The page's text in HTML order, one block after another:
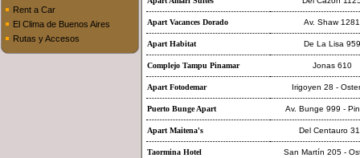
Rent a Car
El Clima de Buenos Aires
Rutas y Accesos
Apart Vacances Dorado Av. Shaw 1281
Apart Habitat De La Lisa 959
Complejo Tampu Pinamar Jonas 610
Apart Fotodemar Irigoyen 28 -
Puerto Bunge Apart Av. Bunge 999 -
Apart Maitena's Del Centauro
Taormina Hotel San Martín 205 -